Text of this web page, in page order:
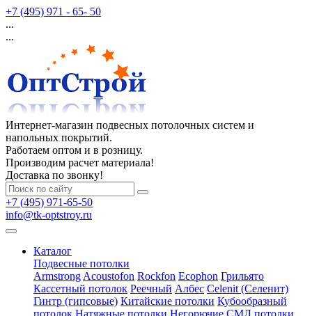
+7 (495) 971 - 65- 50
...
...
Интернет-магазин подвесных потолочных систем и
напольных покрытий.
Работаем оптом и в розницу.
Производим расчет материала!
Доставка по звонку!
+7 (495) 971-65-50
info@tk-optstroy.ru
Каталог
Подвесные потолки
Armstrong Acoustofon Rockfon Ecophon Грильято
Кассетный потолок Реечный Албес Celenit (Селенит)
Гинтр (гипсовые) Китайские потолки Кубообразный
потолок Натяжные потолки Негорючие СМЛ потолки